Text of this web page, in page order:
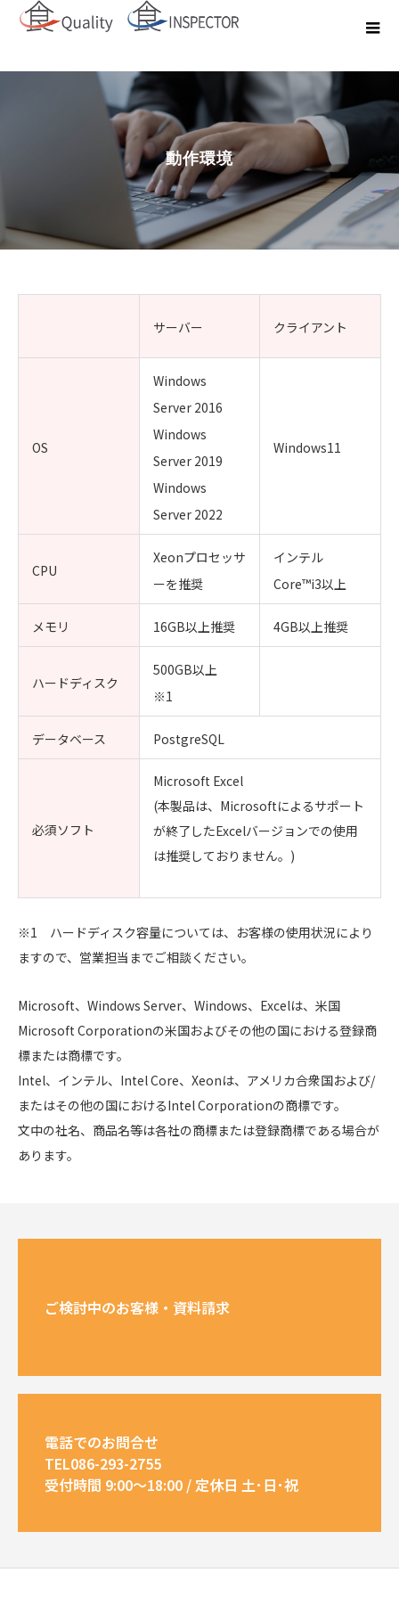
動作環境
サーバー クライアント
OS
Windows
Server 2016
Windows
Server 2019
Windows
Server 2022
Windows11
CPU
Xeonプロセッサ
ーを推奨
インテル
Core™i3以上
メモリ 16GB以上推奨 4GB以上推奨
ハードディスク
500GB以上
※1
データベース PostgreSQL
必須ソフト
Microsoft Excel
(本製品は、Microsoftによるサポート
が終了したExcelバージョンでの使用
は推奨しておりません。)
※1 ハードディスク容量については、お客様の使用状況により
ますので、営業担当までご相談ください。
Microsoft、Windows Server、Windows、Excelは、米国
Microsoft Corporationの米国およびその他の国における登録商
標または商標です。
Intel、インテル、Intel Core、Xeonは、アメリカ合衆国および/
またはその他の国におけるIntel Corporationの商標です。
文中の社名、商品名等は各社の商標または登録商標である場合が
あります。
ご検討中のお客様・資料請求
電話でのお問合せ
TEL086-293-2755
受付時間 9:00～18:00 / 定休日 土･日･祝